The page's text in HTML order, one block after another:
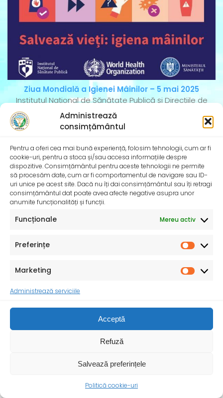
Administrează
consimțământul
Pentru a oferi cea mai bună experiență, folosim tehnologii, cum ar fi
cookie-uri, pentru a stoca și/sau accesa informațiile despre
dispozitive. Consimțământul pentru aceste tehnologii ne permite
să procesăm date, cum ar fi comportamentul de navigare sau ID-
uri unice pe acest site. Dacă nu îți dai consimțământul sau îți retragi
consimțământul dat poate avea afecte negative asupra unor
anumite funcționalități și funcții.
Funcționale Mereu activ
Preferințe
Marketing
Administrează serviciile
Acceptă
Refuză
Salvează preferințele
Politică cookie-uri
Ziua Mondială a Igienei Mâinilor – 5 mai 2025
Institutul Național de Sănătate Publică și Direcțiile de
Sănătate Publică Județene se alătură și în
desfășoară activități dedicate promovării și apărării